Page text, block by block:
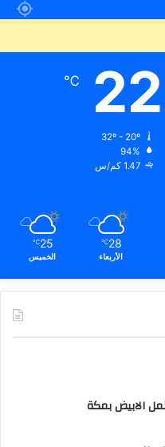
22
℃
94%
1.47 كم/س
28
℃
الأربعاء
25
℃
الخميس
الابيض بمكة